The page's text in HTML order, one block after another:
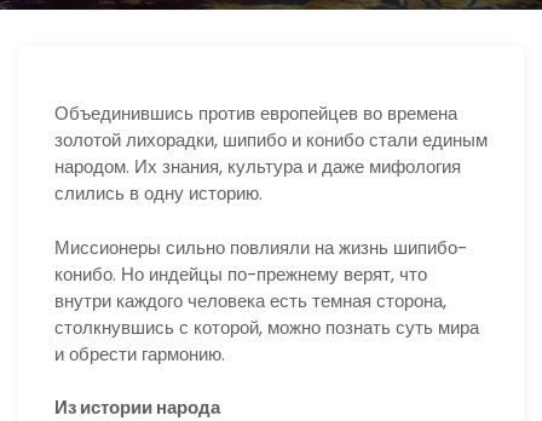
Объединившись против европейцев во времена
золотой лихорадки, шипибо и конибо стали единым
народом. Их знания, культура и даже мифология
слились в одну историю.
Миссионеры сильно повлияли на жизнь шипибо-
конибо. Но индейцы по-прежнему верят, что
внутри каждого человека есть темная сторона,
столкнувшись с которой, можно познать суть мира
и обрести гармонию.
Из истории народа